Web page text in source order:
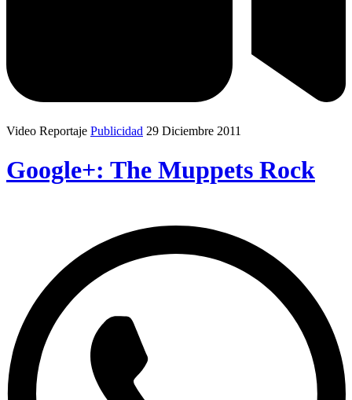
Video Reportaje Publicidad 29 Diciembre 2011
Google+: The Muppets Rock